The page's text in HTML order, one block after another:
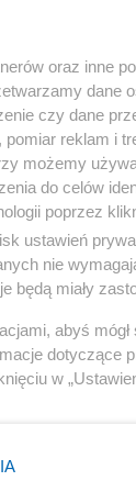
«
oraz inne
dane
czy dane
reklam i
możemy
do celów
poprzez
ustawień
nie
będą miały
abyś
dotyczące
w